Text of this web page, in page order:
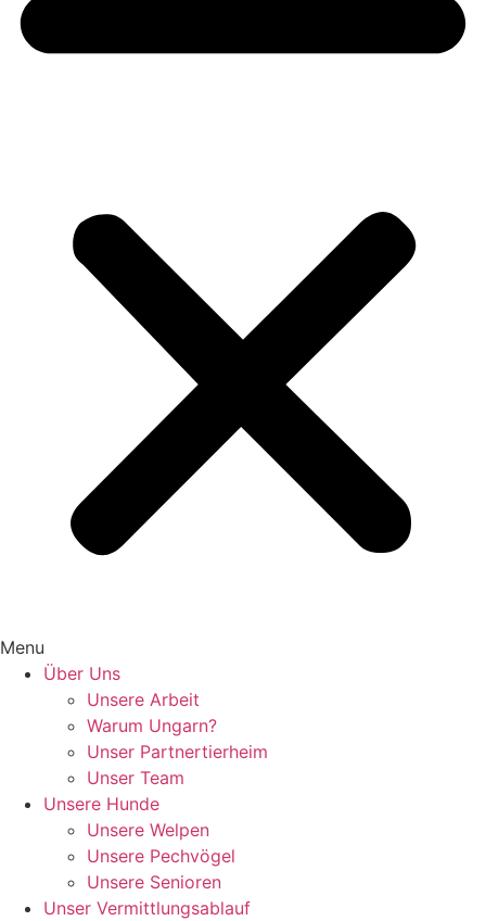
Menu
Über Uns
Unsere Arbeit
Warum Ungarn?
Unser Partnertierheim
Unser Team
Unsere Hunde
Unsere Welpen
Unsere Pechvögel
Unsere Senioren
Unser Vermittlungsablauf